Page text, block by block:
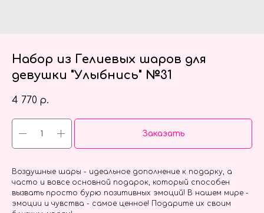
Набор из Гелиевых шаров для
девушки "Улыбнись" №31
4 770 р.
Заказать
Воздушные шары - идеальное дополнение к подарку, а
часто и вовсе основной подарок, который способен
вызвать просто бурю позитивных эмоций! В нашем мире -
эмоции и чувства - самое ценное! Подарите их своим